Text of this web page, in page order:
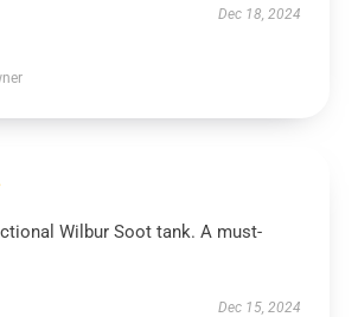
Dec 18, 2024
Wilbur Soot tank. A must-
Dec 15, 2024